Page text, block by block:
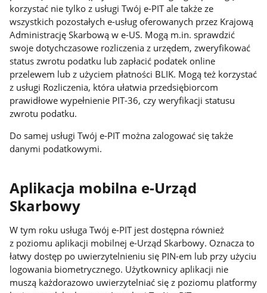
korzystać nie tylko z usługi Twój e-PIT ale także ze
wszystkich pozostałych e-usług oferowanych przez Krajową
Administrację Skarbową w e-US. Mogą m.in. sprawdzić
swoje dotychczasowe rozliczenia z urzędem, zweryfikować
status zwrotu podatku lub zapłacić podatek online
przelewem lub z użyciem płatności BLIK. Mogą też korzystać
z usługi Rozliczenia, która ułatwia przedsiębiorcom
prawidłowe wypełnienie PIT-36, czy weryfikacji statusu
zwrotu podatku.
Do samej usługi Twój e-PIT można zalogować się także
danymi podatkowymi.
Aplikacja mobilna e-Urząd
Skarbowy
W tym roku usługa Twój e-PIT jest dostępna również
z poziomu aplikacji mobilnej e-Urząd Skarbowy. Oznacza to
łatwy dostęp po uwierzytelnieniu się PIN-em lub przy użyciu
logowania biometrycznego. Użytkownicy aplikacji nie
muszą każdorazowo uwierzytelniać się z poziomu platformy